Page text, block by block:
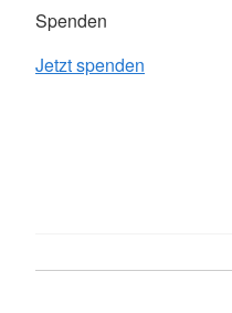
Spenden
Jetzt spenden